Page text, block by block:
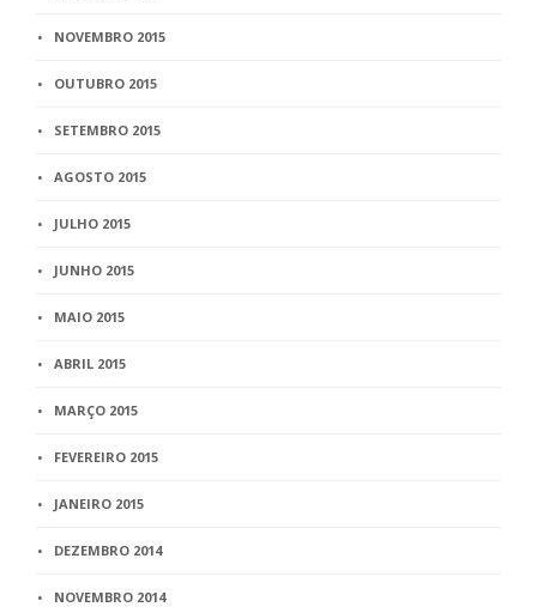
NOVEMBRO 2015
OUTUBRO 2015
SETEMBRO 2015
AGOSTO 2015
JULHO 2015
JUNHO 2015
MAIO 2015
ABRIL 2015
MARÇO 2015
FEVEREIRO 2015
JANEIRO 2015
DEZEMBRO 2014
NOVEMBRO 2014